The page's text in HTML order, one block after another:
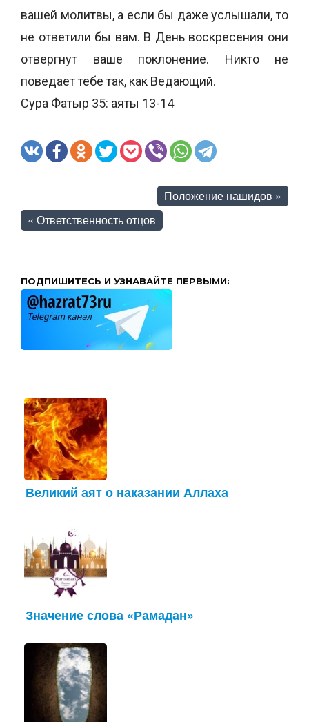
вашей молитвы, а если бы даже услышали, то
не ответили бы вам. В День воскресения они
отвергнут ваше поклонение. Никто не
поведает тебе так, как Ведающий.
Сура Фатыр 35: аяты 13-14
Положение нашидов »
« Ответственность отцов
ПОДПИШИТЕСЬ И УЗНАВАЙТЕ ПЕРВЫМИ:
Великий аят о наказании Аллаха
Значение слова «Рамадан»